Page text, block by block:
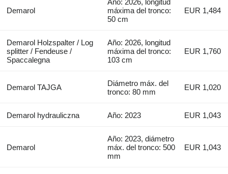
Demarol
máxima del tronco:
50 cm
EUR 1,484
Demarol Holzspalter / Log
splitter / Fendeuse /
Spaccalegna
Año: 2026, longitud
máxima del tronco:
103 cm
EUR 1,760
Demarol TAJGA
Diámetro máx. del
tronco: 80 mm
EUR 1,020
Demarol hydrauliczna Año: 2023 EUR 1,043
Demarol
Año: 2023, diámetro
máx. del tronco: 500
mm
EUR 1,043